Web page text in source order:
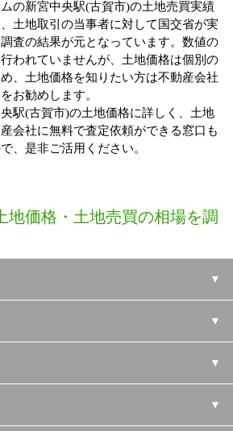
の新宮中央駅(古賀市)の土地売買実績
土地取引の当事者に対して国交省が実
査の結果が元となっています。数値の
われていませんが、土地価格は個別の
、土地価格を知りたい方は不動産会社
お勧めします。
駅(古賀市)の土地価格に詳しく、土地
会社に無料で査定依頼ができる窓口も
、是非ご活用ください。
地価格・土地売買の相場を調
▼
▼
▼
▼